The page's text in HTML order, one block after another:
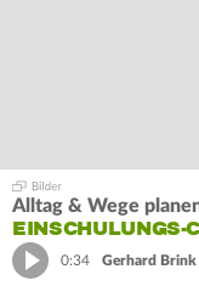
Alltag & Wege
EINSCHULUNGS-
0:34